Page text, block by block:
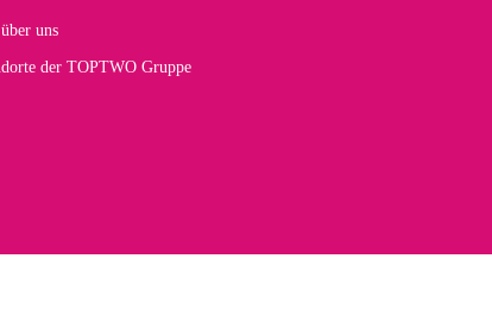
uns
der TOPTWO Gruppe